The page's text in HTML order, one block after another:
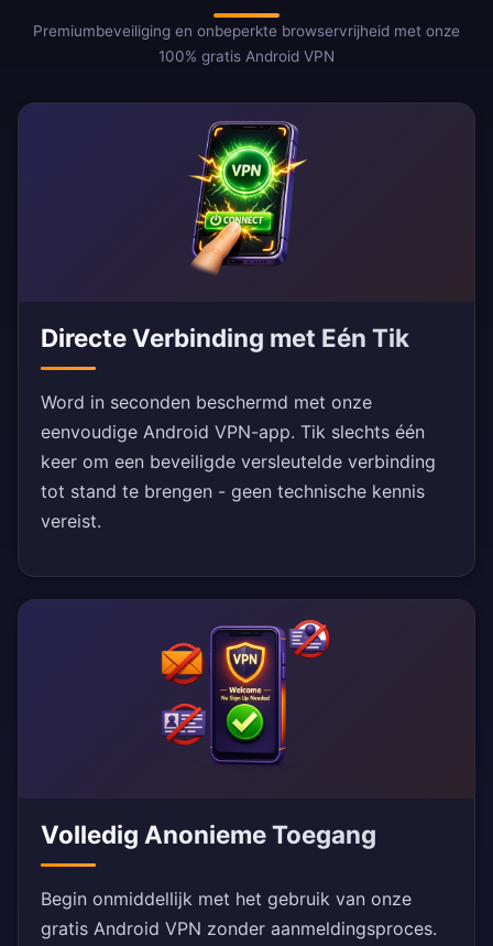
Premiumbeveiliging en onbeperkte browservrijheid met onze
100% gratis Android VPN
Directe Verbinding met Eén Tik
Word in seconden beschermd met onze
eenvoudige Android VPN-app. Tik slechts één
keer om een beveiligde versleutelde verbinding
tot stand te brengen - geen technische kennis
vereist.
Volledig Anonieme Toegang
Begin onmiddellijk met het gebruik van onze
gratis Android VPN zonder aanmeldingsproces.